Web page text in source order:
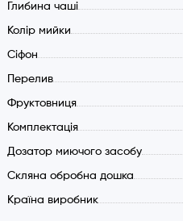
Глибина чаші
Колір мийки
Cіфон
Перелив
Фруктовниця
Комплектація
Дозатор миючого засобу
Скляна обробна дошка
Країна виробник